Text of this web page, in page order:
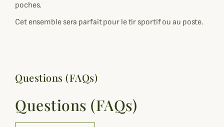
poches.
Cet ensemble sera parfait pour le tir sportif ou au poste.
Questions (FAQs)
Questions (FAQs)